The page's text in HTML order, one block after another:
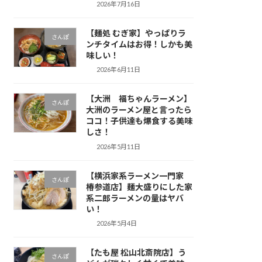
2026年7月16日
さんぽ
【麺処 むぎ家】やっぱりラ
ンチタイムはお得！しかも美
味しい！
2026年6月11日
さんぽ
【大洲 福ちゃんラーメン】
大洲のラーメン屋と言ったら
ココ！子供達も爆食する美味
しさ！
2026年5月11日
さんぽ
【横浜家系ラーメン一門家
椿参道店】麺大盛りにした家
系二郎ラーメンの量はヤバ
い！
2026年5月4日
さんぽ
【たも屋 松山北斎院店】う